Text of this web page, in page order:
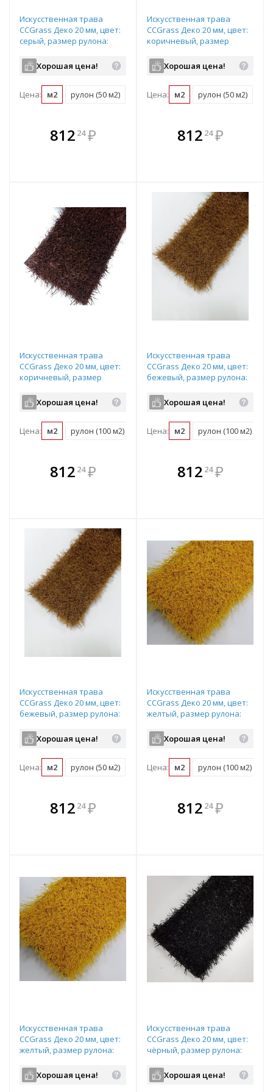
Искусственная трава
CCGrass Деко 20 мм, цвет:
серый, размер рулона:
Хорошая цена!
Цена: м2 рулон (50 м2)
812 24 ₽
В комплекте
всегда выгоднее!
Искусственная трава
CCGrass Деко 20 мм, цвет:
коричневый, размер
резка)Хорошая цена!
Цена: м2 рулон (50 м2)
В комплекте
всегда выгоднее!
812 24 ₽
Искусственная трава
CCGrass Деко 20 мм, цвет:
коричневый, размер
резка)Хорошая цена!
Цена: м2 рулон (100 м2)
812 24 ₽
В комплекте
всегда выгоднее!
Искусственная трава
CCGrass Деко 20 мм, цвет:
бежевый, размер рулона:
Хорошая цена!
Цена: м2 рулон (100 м2)
В комплекте
всегда выгоднее!
812 24 ₽
Искусственная трава
CCGrass Деко 20 мм, цвет:
бежевый, размер рулона:
Хорошая цена!
Цена: м2 рулон (50 м2)
812 24 ₽
В комплекте
всегда выгоднее!
Искусственная трава
CCGrass Деко 20 мм, цвет:
желтый, размер рулона:
Хорошая цена!
Цена: м2 рулон (100 м2)
В комплекте
всегда выгоднее!
812 24 ₽
Искусственная трава
CCGrass Деко 20 мм, цвет:
желтый, размер рулона:
Хорошая цена!
Искусственная трава
CCGrass Деко 20 мм, цвет:
чёрный, размер рулона:
Хорошая цена!